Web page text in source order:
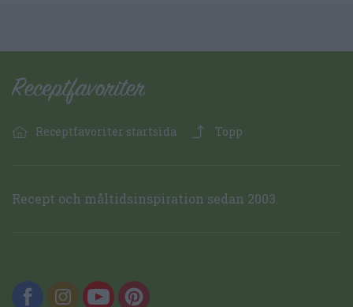
Receptfavoriter startsida Topp
Recept och måltidsinspiration sedan 2003.